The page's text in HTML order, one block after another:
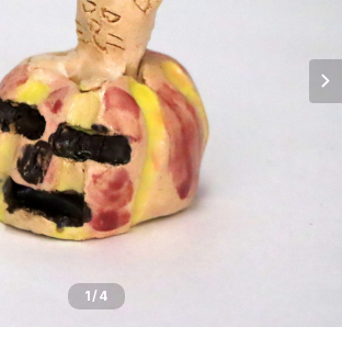
1/4